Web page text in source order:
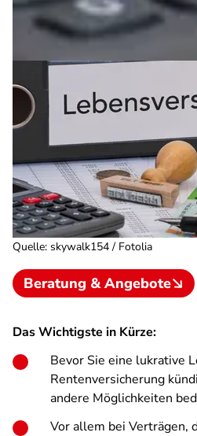
Quelle: skywalk154 / Fotolia
Beratung & Angebote
Das Wichtigste in Kürze:
Bevor Sie eine lukrative
Rentenversicherung
andere Möglichkeiten
Vor allem bei Verträgen,